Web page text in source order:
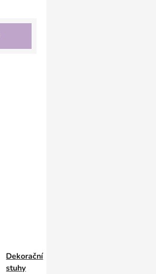
Dekorační
stuhy